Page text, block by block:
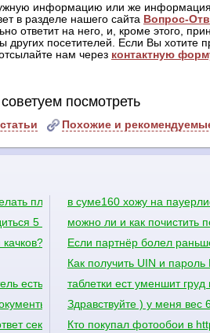
информацию или же информация
в разделе нашего сайта Вопрос-
ответит на него, и, кроме этого,
других посетителей. Если Вы хотите
нам через контактную
посмотреть
Похожие и
плечи шире?
5 августа
есть сабвуфер какие куда провода
дождаться дома?
секретный вопрос тогда что мне
в суме160 хожу на
можно ли и как почистить
Если партнёр болел
Как получить UIN и
таблетки ест уменшит
Здравствуйте ) у меня вес
Кто покупал фотообои в